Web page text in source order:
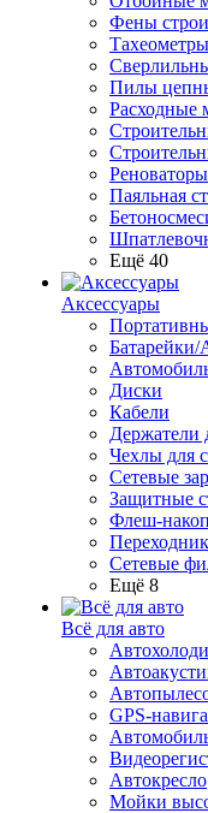
Фены
Тахеометры
Пилы
Расходные
Реноваторы
Паяльная
Ещё 40
Аксессуары
Батарейки/
Диски
Кабели
Держатели
Чехлы для
Сетевые
Защитные
Флеш-
Сетевые
Ещё 8
Всё для авто
GPS-
Автокресло
Мойки